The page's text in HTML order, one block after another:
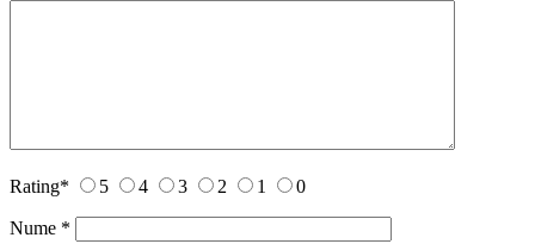
Rating* 5 4 3 2 1 0
Nume *